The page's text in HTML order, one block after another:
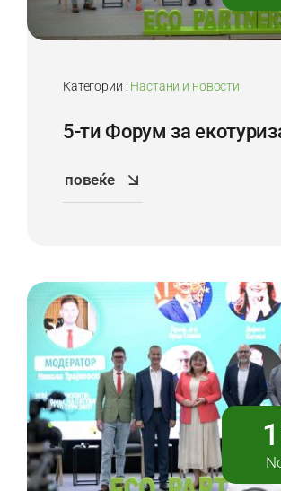
Категории : Настани и новости
5-ти Форум за
повеќе